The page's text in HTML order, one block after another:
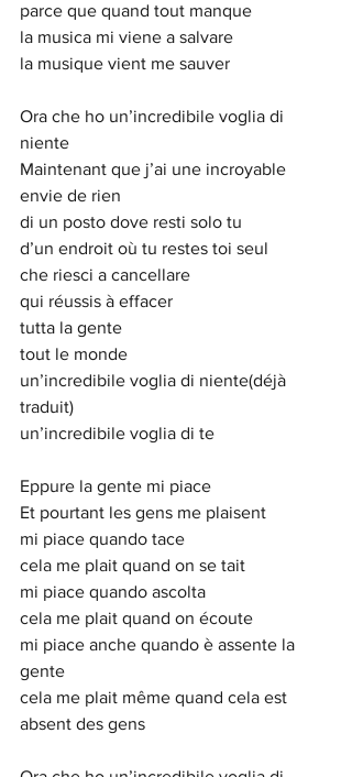
parce que quand tout manque
la musica mi viene a salvare
la musique vient me sauver
Ora che ho un’incredibile voglia di
niente
Maintenant que j’ai une incroyable
envie de rien
di un posto dove resti solo tu
d’un endroit où tu restes toi seul
che riesci a cancellare
qui réussis à effacer
tutta la gente
tout le monde
un’incredibile voglia di niente(déjà
traduit)
un’incredibile voglia di te
Eppure la gente mi piace
Et pourtant les gens me plaisent
mi piace quando tace
cela me plait quand on se tait
mi piace quando ascolta
cela me plait quand on écoute
mi piace anche quando è assente la
gente
cela me plait même quand cela est
absent des gens